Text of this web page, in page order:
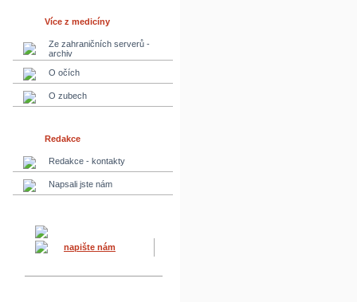
Více z medicíny
Ze zahraničních serverů -
archiv
O očích
O zubech
Redakce
Redakce - kontakty
Napsali jste nám
napište nám